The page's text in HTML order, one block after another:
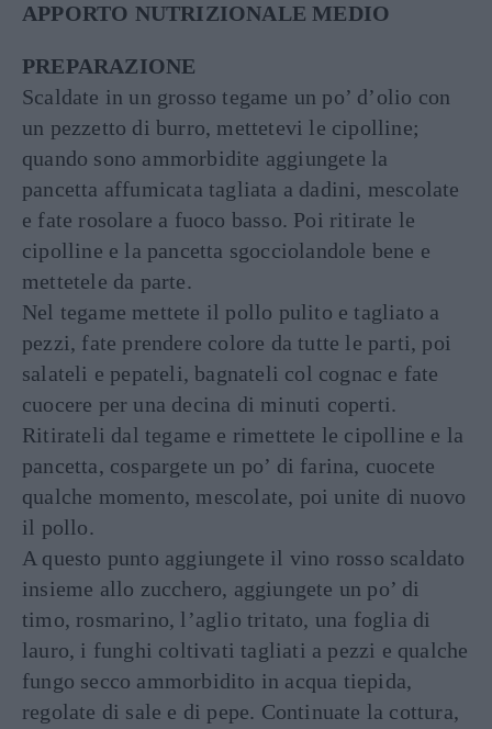
APPORTO NUTRIZIONALE MEDIO
PREPARAZIONE
Scaldate in un grosso tegame un po’ d’olio con
un pezzetto di burro, mettetevi le cipolline;
quando sono ammorbidite aggiungete la
pancetta affumicata tagliata a dadini, mescolate
e fate rosolare a fuoco basso. Poi ritirate le
cipolline e la pancetta sgocciolandole bene e
mettetele da parte.
Nel tegame mettete il pollo pulito e tagliato a
pezzi, fate prendere colore da tutte le parti, poi
salateli e pepateli, bagnateli col cognac e fate
cuocere per una decina di minuti coperti.
Ritirateli dal tegame e rimettete le cipolline e la
pancetta, cospargete un po’ di farina, cuocete
qualche momento, mescolate, poi unite di nuovo
il pollo.
A questo punto aggiungete il vino rosso scaldato
insieme allo zucchero, aggiungete un po’ di
timo, rosmarino, l’aglio tritato, una foglia di
lauro, i funghi coltivati tagliati a pezzi e qualche
fungo secco ammorbidito in acqua tiepida,
regolate di sale e di pepe. Continuate la cottura,